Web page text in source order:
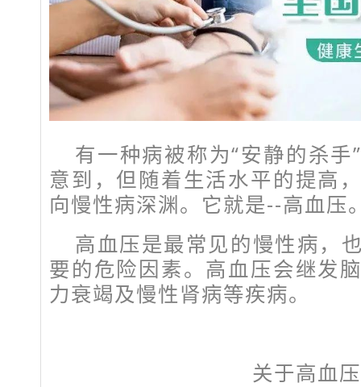
有一种病被称为“安静的杀
意到，但随着生活水平的提高
向慢性病深渊。它就是--高血压
高血压是最常见的慢性病，
要的危险因素。高血压会继发
力衰竭及慢性肾病等疾病。
关于高血压